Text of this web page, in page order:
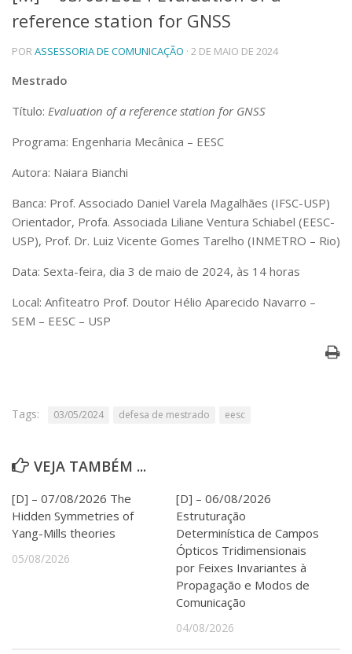
Telefones e Mapas
Pessoas
Ensino
Graduação
Educação a distância
Pesquisa e Inovação
Linhas de Pesquisa
Pós-doutorado
Iniciação Científica
Transferência de Tecnologia
Extensão à Comunidade
Projetos, Programas e Cursos
Artes, Cultura e Esportes
Segurança, Trânsito e Prevenção
Comunicação
Assessorias e Mídias
Aplicativos e Sites
Jornal da USP
Defesa de Teses
reference station for GNSS
PORASSESSORIA DE COMUNICAÇÃO · 2 DE MAIO DE 2024
Mestrado
Título: Evaluation of a reference station for GNSS
Programa: Engenharia Mecânica – EESC
Autora: Naiara Bianchi
Banca: Prof. Associado Daniel Varela Magalhães (IFSC-USP)
Orientador, Profa. Associada Liliane Ventura Schiabel (EESC-
USP), Prof. Dr. Luiz Vicente Gomes Tarelho (INMETRO – Rio)
Data: Sexta-feira, dia 3 de maio de 2024, às 14 horas
Local: Anfiteatro Prof. Doutor Hélio Aparecido Navarro –
SEM – EESC – USP
Tags: 03/05/2024 defesa de mestrado eesc
VEJA TAMBÉM ...
[D] – 07/08/2026 The
Hidden Symmetries of
Yang-Mills theories
05/08/2026
[D] – 06/08/2026
Estruturação
Determinística de Campos
Ópticos Tridimensionais
por Feixes Invariantes à
Propagação e Modos de
Comunicação
04/08/2026